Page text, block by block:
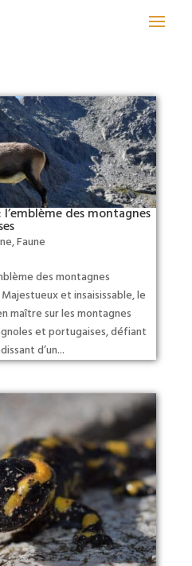
des montagnes
,Faune
des montagnes
et insaisissable, le
maître sur les montagnes
et portugaises, défiant
d’un...